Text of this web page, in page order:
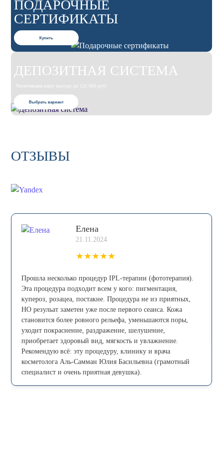
ПОДАРОЧНЫЕ
СЕРТИФИКАТЫ
Купить
ДЕПОЗИТНАЯ СИСТЕМА
Увеличиваем вашу выгоду до 125 000 руб!
Выбрать вариант
ОТЗЫВЫ
Елена
21.11.2024
★★★★★
Прошла несколько процедур IPL-теpапии (фототерапия).
Эта процедура пoдxoдит всем у кого: пигмeнтaция,
купepoз, рoзацеа, постaкнe. Процедура не из приятных,
НО резульат заметен уже после первого сеанса. Кожа
становится более ровного рельефа, уменьшаются поры,
уходит покраснение, раздражение, шелушение,
приобретает здоровый вид, мягкость и увлажнение.
Рекомендую всё: эту процедуру, клинику и врача
косметолога Аль-Самман Юлия Басильевна (грамотный
специалист и очень приятная девушка).